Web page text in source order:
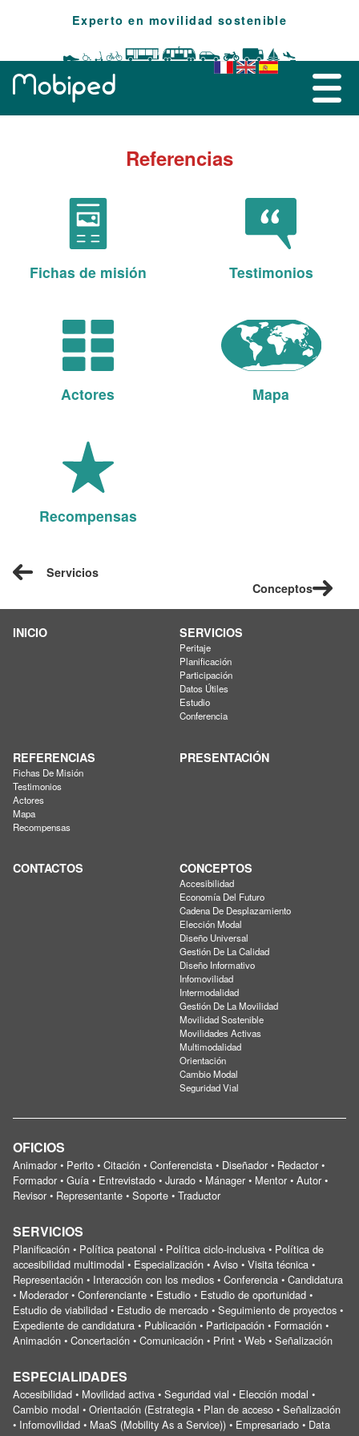
Experto en movilidad sostenible
Referencias
Fichas de misión Testimonios
Actores Mapa
Recompensas
Servicios
Conceptos
INICIO SERVICIOS
Peritaje
Planificación
Participación
Datos Útiles
Estudio
Conferencia
REFERENCIAS
Fichas De Misión
Testimonios
Actores
Mapa
Recompensas
PRESENTACIÓN
CONTACTOS CONCEPTOS
Accesibilidad
Economía Del Futuro
Cadena De Desplazamiento
Elección Modal
Diseño Universal
Gestión De La Calidad
Diseño Informativo
Infomovilidad
Intermodalidad
Gestión De La Movilidad
Movilidad Sostenible
Movilidades Activas
Multimodalidad
Orientación
Cambio Modal
Seguridad Vial
OFICIOS
Animador • Perito • Citación • Conferencista • Diseñador • Redactor •
Formador • Guía • Entrevistado • Jurado • Mánager • Mentor • Autor •
Revisor • Representante • Soporte • Traductor
SERVICIOS
Planificación • Política peatonal • Política ciclo-inclusiva • Política de
accesibilidad multimodal • Especialización • Aviso • Visita técnica •
Representación • Interacción con los medios • Conferencia • Candidatura
• Moderador • Conferenciante • Estudio • Estudio de oportunidad •
Estudio de viabilidad • Estudio de mercado • Seguimiento de proyectos •
Expediente de candidatura • Publicación • Participación • Formación •
Animación • Concertación • Comunicación • Print • Web • Señalización
ESPECIALIDADES
Accesibilidad • Movilidad activa • Seguridad vial • Elección modal •
Cambio modal • Orientación (Estrategia • Plan de acceso • Señalización
• Infomovilidad • MaaS (Mobility As a Service)) • Empresariado • Data